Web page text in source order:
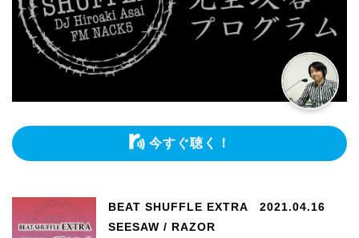
今すぐ聴く！
BEAT SHUFFLE EXTRA 2021.04.16
SEESAW / RAZOR